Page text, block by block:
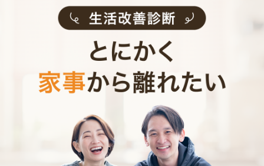
スマホだけで24時間365日依頼可能（電話･事前訪問なし）
スタッフ･お客様双方への本人確認で安全
万が一の物損も損害保険があるから安心
初めての家事代行でどうお願いすればいいのか分からな
い…、どんなスタッフが来るのか不安…といった方のため
2時間5,900円（税込･交通費込）のお試しプラン
用意しております。
少しでも興味を持っていただけましたら、CaSyで家事代
行デビューしてみませんか？